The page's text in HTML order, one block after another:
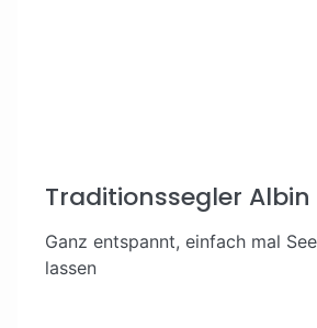
Traditionssegler Albin
Ganz entspannt, einfach mal
lassen